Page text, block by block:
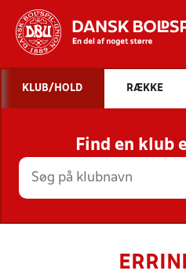
STILLINGER,
KLUB/HOLD RÆKKE
Find en klub